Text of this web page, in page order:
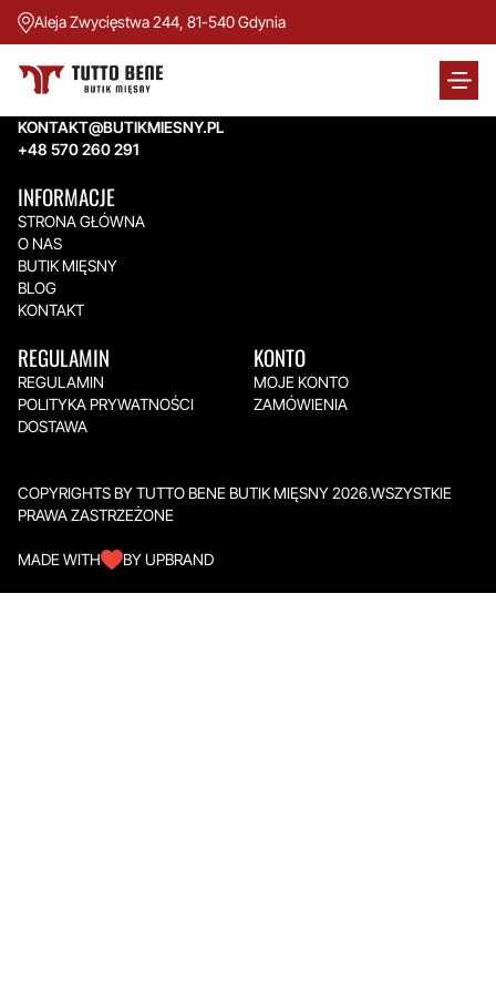
Aleja Zwycięstwa 244, 81-540 Gdynia
TUTTO BENE BUTIK MIĘSNY
Aleja Zwycięstwa 244,
KONTAKT@BUTIKMIESNY.PL
+48 570 260 291
INFORMACJE
STRONA GŁÓWNA
O NAS
BUTIK MIĘSNY
BLOG
KONTAKT
REGULAMIN
REGULAMIN
POLITYKA PRYWATNOŚCI
DOSTAWA
KONTO
MOJE KONTO
ZAMÓWIENIA
COPYRIGHTS BY TUTTO BENE BUTIK MIĘSNY 2026.WSZYSTKIE
PRAWA ZASTRZEŻONE
MADE WITH BY UPBRAND